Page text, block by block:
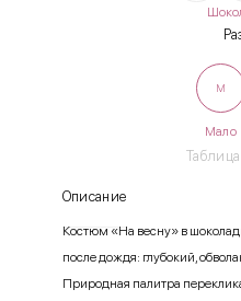
M
Мало
Описание
Костюм «На весну» в
после дождя: глубокий,
Природная палитра